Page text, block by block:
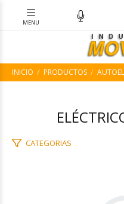
INICIO PRODUCTOS
CATEGORIAS